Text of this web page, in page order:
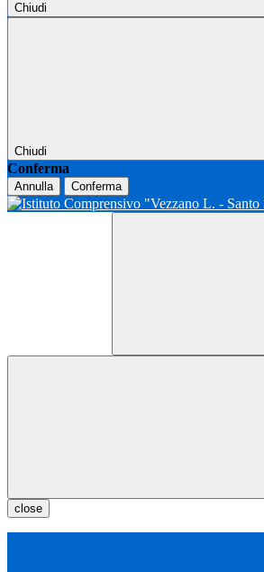
Chiudi
Chiudi
Conferma
Annulla Conferma
close